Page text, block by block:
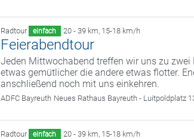
Radtour einfach 20 - 39 km, 15-18 km/h
Feierabendtour
Jeden Mittwochabend treffen wir uns zu zwei
etwas gemütlicher die andere etwas flotter.
anschließend noch mit uns einkehren.
ADFC Bayreuth Neues Rathaus Bayreuth - Luitpoldplatz
Radtour einfach 20 - 39 km, 15-18 km/h